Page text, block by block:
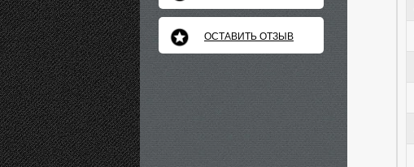
ОСТАВИТЬ ОТЗЫВ